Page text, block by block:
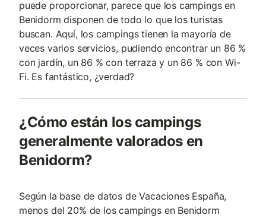
puede proporcionar, parece que los campings en
Benidorm disponen de todo lo que los turistas
buscan. Aquí, los campings tienen la mayoría de
veces varios servicios, pudiendo encontrar un 86 %
con jardín, un 86 % con terraza y un 86 % con Wi-
Fi. Es fantástico, ¿verdad?
¿Cómo están los campings
generalmente valorados en
Benidorm?
Según la base de datos de Vacaciones España,
menos del 20% de los campings en Benidorm